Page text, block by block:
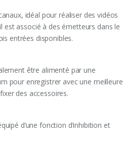
idéal pour réaliser des vidéos
est associé à des émetteurs dans le
entrées disponibles.
être alimenté par une
pour enregistrer avec une meilleure
des accessoires.
d’une fonction d’inhibition et